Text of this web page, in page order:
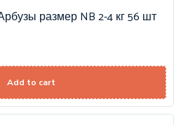
размер NB 2-4 кг 56 шт
Add to cart